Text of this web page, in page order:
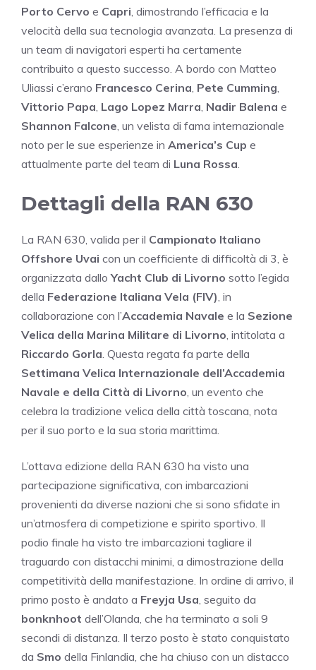
Porto Cervo e Capri , dimostrando l’efficacia e la
velocità della sua tecnologia avanzata. La presenza di
un team di navigatori esperti ha certamente
contribuito a questo successo. A bordo con Matteo
Uliassi c’erano Francesco Cerina Pete Cumming
Vittorio Papa Lago Lopez Marra Nadir Balena e
Shannon Falcone , un velista di fama internazionale
noto per le sue esperienze in America’s Cup e
attualmente parte del team di Luna Rossa
Dettagli della RAN 630
La RAN 630, valida per il Campionato Italiano
Offshore Uvai con un coefficiente di difficoltà di 3, è
organizzata dalloYacht Club di Livorno sotto l’egida
della Federazione Italiana Vela (FIV) , in
collaborazione con l’Accademia Navale e la Sezione
Velica della Marina Militare di Livorno , intitolata a
Riccardo Gorla . Questa regata fa parte della
Settimana Velica Internazionale dell’Accademia
Navale e della Città di Livorno , un evento che
celebra la tradizione velica della città toscana, nota
per il suo porto e la sua storia marittima.
L’ottava edizione della RAN 630 ha visto una
partecipazione significativa, con imbarcazioni
provenienti da diverse nazioni che si sono sfidate in
un’atmosfera di competizione e spirito sportivo. Il
podio finale ha visto tre imbarcazioni tagliare il
traguardo con distacchi minimi, a dimostrazione della
competitività della manifestazione. In ordine di arrivo, il
primo posto è andato a Freyja Usa , seguito da
bonknhoot dell’Olanda, che ha terminato a soli 9
secondi di distanza. Il terzo posto è stato conquistato
da Smo della Finlandia, che ha chiuso con un distacco